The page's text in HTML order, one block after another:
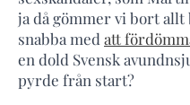
ja då gömmer vi bort
snabba medatt
en dold Svensk
pyrde från start?